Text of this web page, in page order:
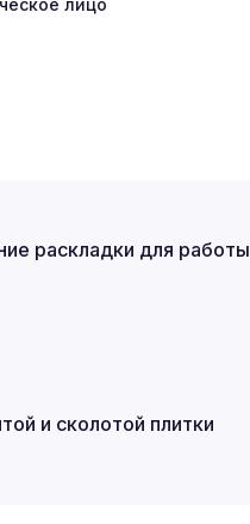
лицо
раскладки для работы
и сколотой плитки